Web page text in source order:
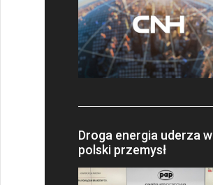
Droga energia uderza w
polski przemysł